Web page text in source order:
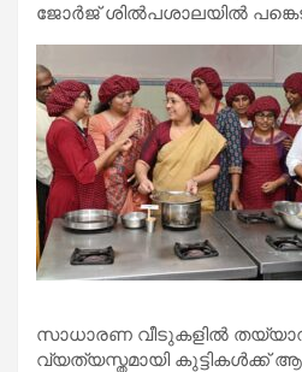
ജോര്‍ജ് ശില്‍പശാലയില്‍
സാധാരണ വീടുകളില്‍
വ്യത്യസ്തമായി